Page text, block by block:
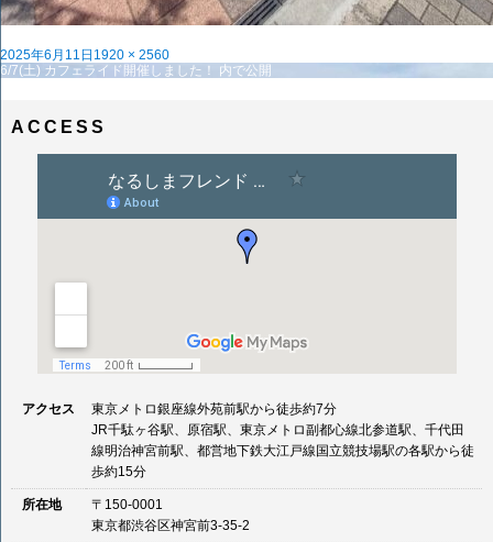
投
稿
2025年6月11日 フ
ル
1920 × 2560
投
ゲ
6/7(土) カフェライド開催しました！ 内で公開
ACCESS
アクセス
東京メトロ銀座線外苑前駅から徒歩約7分
JR千駄ヶ谷駅、原宿駅、東京メトロ副都心線北参道駅、千代田
線明治神宮前駅、都営地下鉄大江戸線国立競技場駅の各駅から徒
歩約15分
所在地
〒150-0001
東京都渋谷区神宮前3-35-2